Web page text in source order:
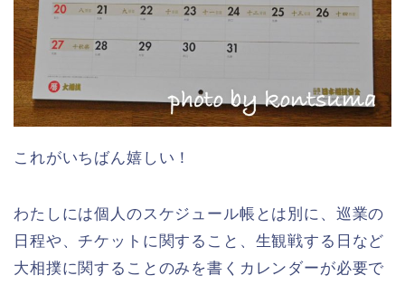
これがいちばん嬉しい！
わたしには個人のスケジュール帳とは別に、巡業の
日程や、チケットに関すること、生観戦する日など
大相撲に関することのみを書くカレンダーが必要で